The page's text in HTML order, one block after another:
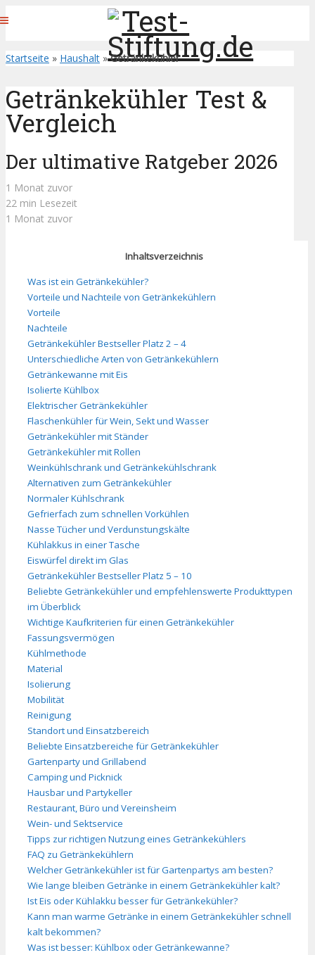
Startseite » Haushalt »Getränkekühler
Getränkekühler Test &
Vergleich
Der ultimative Ratgeber 2026
1 Monat zuvor
22 min Lesezeit
1 Monat zuvor
Inhaltsverzeichnis
Was ist ein Getränkekühler?
Vorteile und Nachteile von Getränkekühlern
Vorteile
Nachteile
Getränkekühler Bestseller Platz 2 – 4
Unterschiedliche Arten von Getränkekühlern
Getränkewanne mit Eis
Isolierte Kühlbox
Elektrischer Getränkekühler
Flaschenkühler für Wein, Sekt und Wasser
Getränkekühler mit Ständer
Getränkekühler mit Rollen
Weinkühlschrank und Getränkekühlschrank
Alternativen zum Getränkekühler
Normaler Kühlschrank
Gefrierfach zum schnellen Vorkühlen
Nasse Tücher und Verdunstungskälte
Kühlakkus in einer Tasche
Eiswürfel direkt im Glas
Getränkekühler Bestseller Platz 5 – 10
Beliebte Getränkekühler und empfehlenswerte Produkttypen
im Überblick
Wichtige Kaufkriterien für einen Getränkekühler
Fassungsvermögen
Kühlmethode
Material
Isolierung
Mobilität
Reinigung
Standort und Einsatzbereich
Beliebte Einsatzbereiche für Getränkekühler
Gartenparty und Grillabend
Camping und Picknick
Hausbar und Partykeller
Restaurant, Büro und Vereinsheim
Wein- und Sektservice
Tipps zur richtigen Nutzung eines Getränkekühlers
FAQ zu Getränkekühlern
Welcher Getränkekühler ist für Gartenpartys am besten?
Wie lange bleiben Getränke in einem Getränkekühler kalt?
Ist Eis oder Kühlakku besser für Getränkekühler?
Kann man warme Getränke in einem Getränkekühler schnell
kalt bekommen?
Was ist besser: Kühlbox oder Getränkewanne?